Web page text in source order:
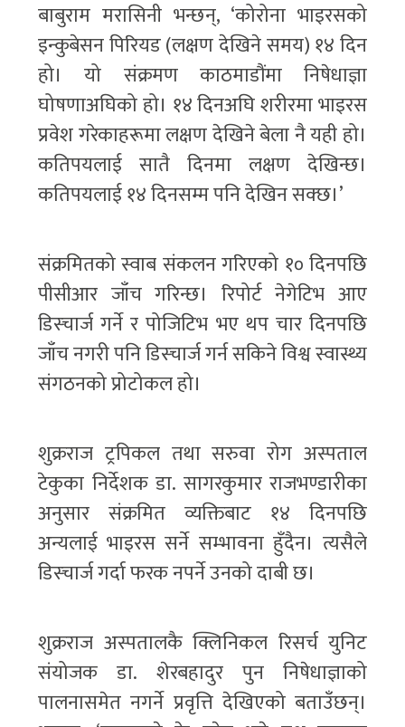
बाबुराम मरासिनी भन्छन्, ‘कोरोना भाइरसको
इन्कुबेसन पिरियड (लक्षण देखिने समय) १४ दिन
हो। यो संक्रमण काठमाडौंमा निषेधाज्ञा
घोषणाअघिको हो। १४ दिनअघि शरीरमा भाइरस
प्रवेश गरेकाहरूमा लक्षण देखिने बेला नै यही हो।
कतिपयलाई सातै दिनमा लक्षण देखिन्छ।
कतिपयलाई १४ दिनसम्म पनि देखिन सक्छ।’
संक्रमितको स्वाब संकलन गरिएको १० दिनपछि
पीसीआर जाँच गरिन्छ। रिपोर्ट नेगेटिभ आए
डिस्चार्ज गर्ने र पोजिटिभ भए थप चार दिनपछि
जाँच नगरी पनि डिस्चार्ज गर्न सकिने विश्व स्वास्थ्य
संगठनको प्रोटोकल हो।
शुक्रराज ट्रपिकल तथा सरुवा रोग अस्पताल
टेकुका निर्देशक डा. सागरकुमार राजभण्डारीका
अनुसार संक्रमित व्यक्तिबाट १४ दिनपछि
अन्यलाई भाइरस सर्ने सम्भावना हुँदैन। त्यसैले
डिस्चार्ज गर्दा फरक नपर्ने उनको दाबी छ।
शुक्रराज अस्पतालकै क्लिनिकल रिसर्च युनिट
संयोजक डा. शेरबहादुर पुन निषेधाज्ञाको
पालनासमेत नगर्ने प्रवृत्ति देखिएको बताउँछन्।